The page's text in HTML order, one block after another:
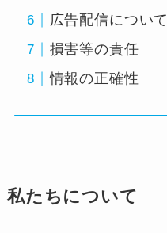
広告配信について
損害等の責任
情報の正確性
私たちについて